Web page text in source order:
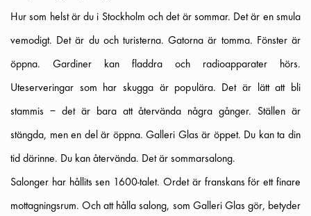
Hur som helst är du i Stockholm och det är sommar. Det är en smula
vemodigt. Det är du och turisterna. Gatorna är tomma. Fönster är
öppna. Gardiner kan fladdra och radioapparater hörs.
Uteserveringar som har skugga är populära. Det är lätt att bli
stammis – det är bara att återvända några gånger. Ställen är
stängda, men en del är öppna. Galleri Glas är öppet. Du kan ta din
tid därinne. Du kan återvända. Det är sommarsalong.
Salonger har hållits sen 1600-talet. Ordet är franskans för ett finare
mottagningsrum. Och att hålla salong, som Galleri Glas gör, betyder